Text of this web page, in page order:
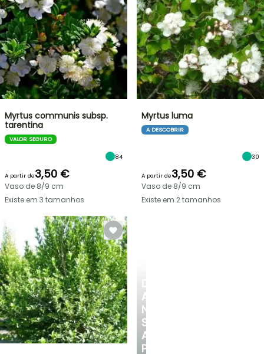
DESCUBRA
A
NOSSA
SELEÇÃO
A
PREÇOS
Myrtus communis subsp.
tarentina
VALOR SEGURO
84
A partir de3,50 €
Vaso de 8/9 cm
Existe em 3 tamanhos
Myrtus luma
A DESCOBRIR
30
A partir de3,50 €
Vaso de 8/9 cm
Existe em 2 tamanhos